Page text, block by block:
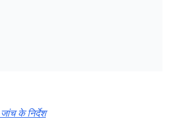
के निर्देश